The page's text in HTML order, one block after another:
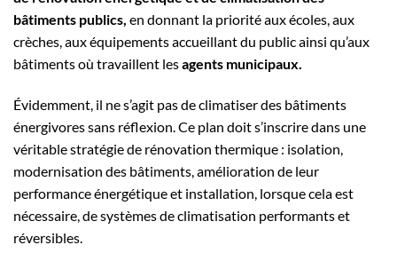
bâtiments publics, en donnant la priorité aux écoles, aux
crèches, aux équipements accueillant du public ainsi qu’aux
bâtiments où travaillent lesagents municipaux.
Évidemment, il ne s’agit pas de climatiser des bâtiments
énergivores sans réflexion. Ce plan doit s’inscrire dans une
véritable stratégie de rénovation thermique : isolation,
modernisation des bâtiments, amélioration de leur
performance énergétique et installation, lorsque cela est
nécessaire, de systèmes de climatisation performants et
réversibles.